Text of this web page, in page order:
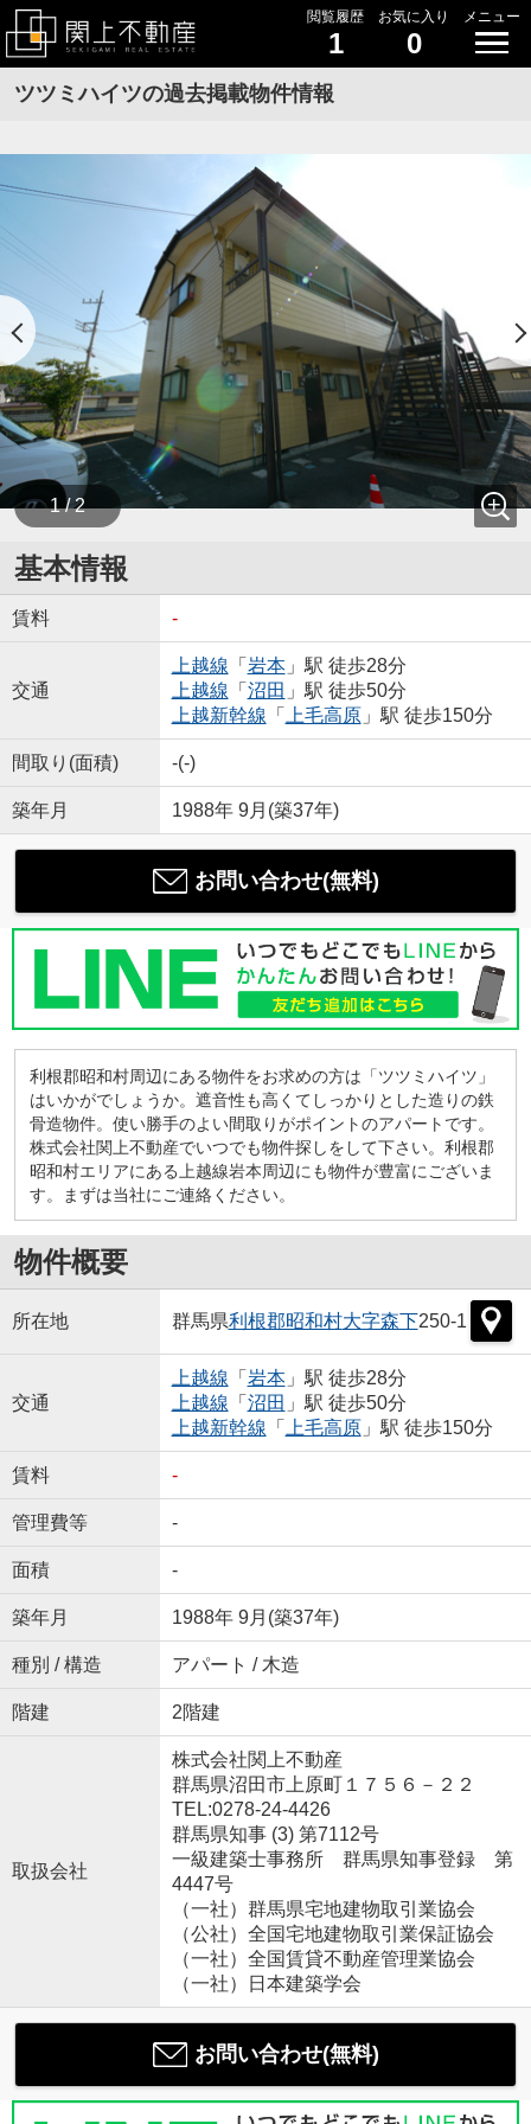
閲覧履歴
1
お気に入り
0
メニュー
ツツミハイツの過去掲載物件情報
1 / 2
基本情報
賃料 -
交通
上越線 「 岩本」駅 徒歩28分
上越線 「 沼田 」駅 徒歩50分
上越新幹線 「 上毛高原」駅 徒歩150分
間取り(面積) -(-)
築年月 1988年 9月(築37年)
お問い合わせ(無料)
利根郡昭和村周辺にある物件をお求めの方は「ツツミハイツ」
はいかがでしょうか。遮音性も高くてしっかりとした造りの鉄
骨造物件。使い勝手のよい間取りがポイントのアパートです。
株式会社関上不動産でいつでも物件探しをして下さい。利根郡
昭和村エリアにある上越線岩本周辺にも物件が豊富にございま
す。まずは当社にご連絡ください。
物件概要
所在地 群馬県利根郡昭和村大字森下250-1
交通
上越線 「 岩本」駅 徒歩28分
上越線 「 沼田 」駅 徒歩50分
上越新幹線 「 上毛高原」駅 徒歩150分
賃料 -
管理費等 -
面積 -
築年月 1988年 9月(築37年)
種別 / 構造 アパート / 木造
階建 2階建
取扱会社
株式会社関上不動産
群馬県沼田市上原町１７５６－２２
TEL:0278-24-4426
群馬県知事 (3) 第7112号
一級建築士事務所 群馬県知事登録 第
4447号
（一社）群馬県宅地建物取引業協会
（公社）全国宅地建物取引業保証協会
（一社）全国賃貸不動産管理業協会
（一社）日本建築学会
お問い合わせ(無料)